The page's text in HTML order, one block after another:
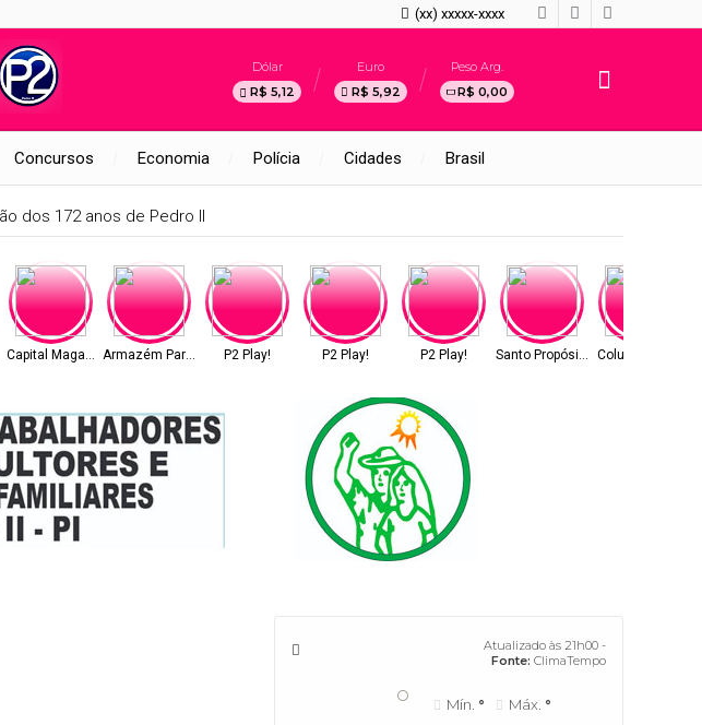
(xx) xxxxx-xxxx
Dólar
R$ 5,12
Euro
R$ 5,92
Peso Arg.
R$ 0,00
Concursos Economia Polícia Cidades Brasil
dos 172 anos de Pedro II
Capital MagazineArmazém Paraíba P2 Play! P2 Play! P2 Play! Santo Propósito Coluna do Ernâni
Atualizado às 21h00 -
Fonte: ClimaTempo
° Mín. ° Máx. °